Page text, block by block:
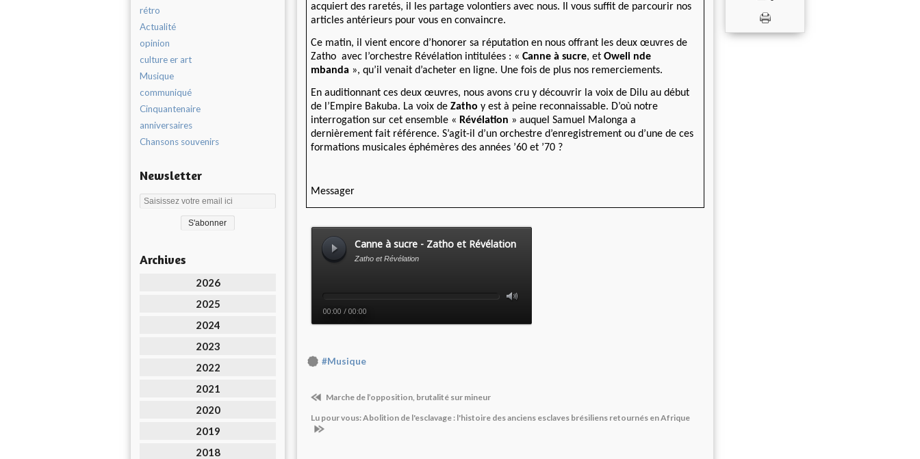
rétro
Actualité
opinion
culture er art
Musique
communiqué
Cinquantenaire
anniversaires
Chansons souvenirs
Newsletter
Archives
2026
2025
2024
2023
2022
2021
2020
2019
2018
acquiert des raretés, il les partage volontiers avec nous. Il vous suffit de parcourir nos
articles antérieurs pour vous en convaincre.
Ce matin, il vient encore d’honorer sa réputation en nous offrant les deux œuvres de
Zatho avec l’orchestre Révélation intitulées : « Canne à sucre, et Oweli nde
mbanda », qu’il venait d’acheter en ligne. Une fois de plus nos remerciements.
En auditionnant ces deux œuvres, nous avons cru y découvrir la voix de Dilu au début
de l’Empire Bakuba. La voix de Zatho y est à peine reconnaissable. D’où notre
interrogation sur cet ensemble « Révélation » auquel Samuel Malonga a
dernièrement fait référence. S’agit-il d’un orchestre d’enregistrement ou d’une de ces
formations musicales éphémères des années ’60 et ’70 ?
Messager
#Musique
Marche de l’opposition, brutalité sur mineur
Lu pour vous: Abolition de l'esclavage : l'histoire des anciens esclaves brésiliens retournés en Afrique